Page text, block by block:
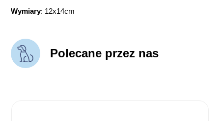
Wymiary: 12x14cm
Polecane przez nas